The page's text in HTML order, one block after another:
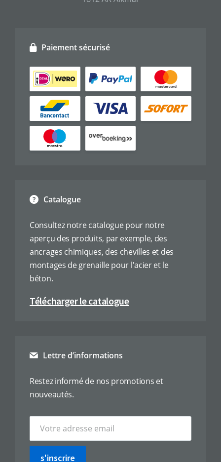
Catalogue
Consultez notre catalogue pour notre
aperçu des produits, par exemple, des
ancrages chimiques, des chevilles et des
montages de grenaille pour l'acier et le
béton.
Télécharger le catalogue
Paiement sécurisé
Lettre d’informations
Restez informé de nos promotions et
nouveautés.
s'inscrire